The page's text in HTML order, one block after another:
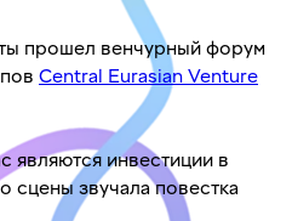
прошел венчурный форум
Central Eurasian Venture
являются инвестиции в
сцены звучала повестка